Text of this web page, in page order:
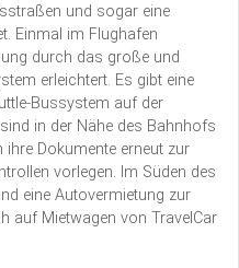
und sogar eine
Einmal im Flughafen
durch das große und
erleichtert. Es gibt eine
Bussystem auf der
in der Nähe des Bahnhofs
Dokumente erneut zur
vorlegen. Im Süden des
eine Autovermietung zur
auf Mietwagen von TravelCar